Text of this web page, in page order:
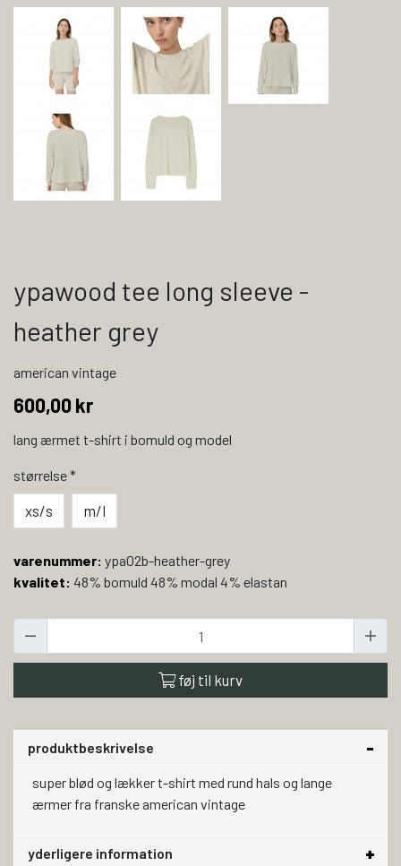
ypawood tee long sleeve -
heather grey
american vintage
600,00 kr
lang ærmet t-shirt i bomuld og model
størrelse*
xs/s m/l
varenummer: ypa02b-heather-grey
kvalitet: 48% bomuld 48% modal 4% elastan
føj til kurv
produktbeskrivelse
super blød og lækker t-shirt med rund hals og lange
ærmer fra franske american vintage
yderligere information